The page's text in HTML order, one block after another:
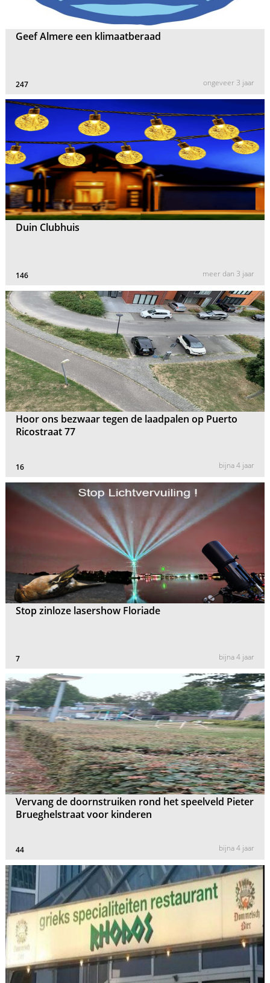
Geef Almere een klimaatberaad
247 ongeveer 3 jaar
Duin Clubhuis
146 meer dan 3 jaar
Hoor ons bezwaar tegen de laadpalen op Puerto
Ricostraat 77
16 bijna 4 jaar
Stop zinloze lasershow Floriade
7 bijna 4 jaar
Vervang de doornstruiken rond het speelveld Pieter
Brueghelstraat voor kinderen
44 bijna 4 jaar